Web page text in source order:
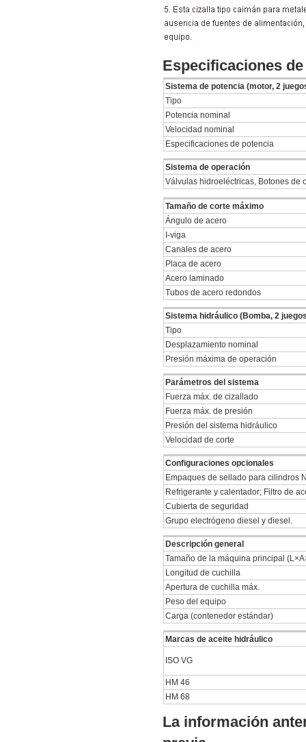
Especificaciones de
Sistema de potencia (motor, 2
Tipo
Potencia nominal
Velocidad nominal
Especificaciones de potencia
Sistema de operación
Válvulas hidroeléctricas, Botones de
Tamaño de corte máximo
Ángulo de acero
I-viga
Canales de acero
Placa de acero
Acero laminado
Tubos de acero redondos
Sistema hidráulico (Bomba, 2
Tipo
Desplazamiento nominal
Presión máxima de operación
Parámetros del sistema
Fuerza máx. de cizallado
Fuerza máx. de presión
Presión del sistema hidráulico
Velocidad de corte
Configuraciones opcionales
Empaques de sellado para cilindros
Refrigerante y calentador; Filtro de
Cubierta de seguridad
Grupo electrógeno diesel y diesel.
Descripción general
Tamaño de la máquina principal
Longitud de cuchilla
Apertura de cuchilla máx.
Peso del equipo
Carga (contenedor estándar)
Marcas de aceite hidráulico
ISO VG
HM 46
HM 68
La información